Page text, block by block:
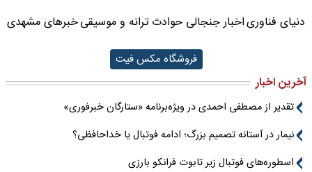
دنیای فناوریاخبار جنجالی حوادثترانه و موسیقیخبرهای مشهدی
فروشگاه مکس فیت
آخرین اخبار
تقدیر از مصطفی احمدی در ویژه‌برنامه «ستارگان خبرفوری»
نیمار در آستانه تصمیم بزرگ؛ ادامه فوتبال یا خداحافظی؟
اسطوره‌های فوتبال زیر تابوت فرانکو بارزی